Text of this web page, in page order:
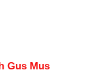
Gus Mus